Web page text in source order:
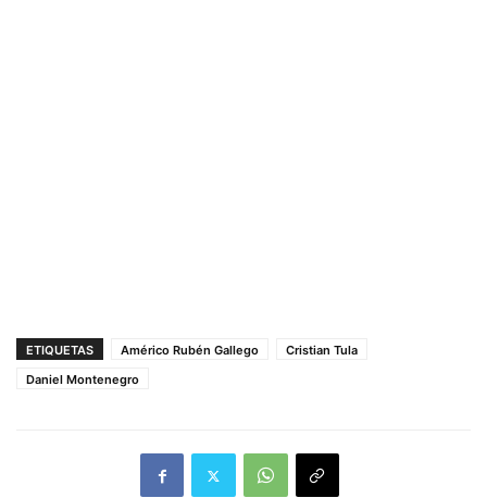
ETIQUETAS Américo Rubén Gallego
Cristian Tula
Daniel Montenegro